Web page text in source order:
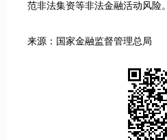
范非法集资等非法金融活动风险。
来源：国家金融监督管理总局